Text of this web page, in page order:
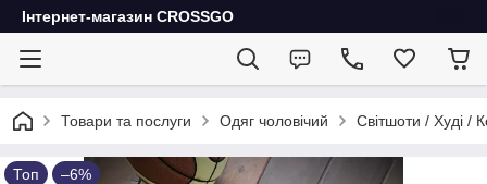
Інтернет-магазин CROSSGO
Товари та послуги Одяг чоловічий Світшоти / Худі /
Топ –6%